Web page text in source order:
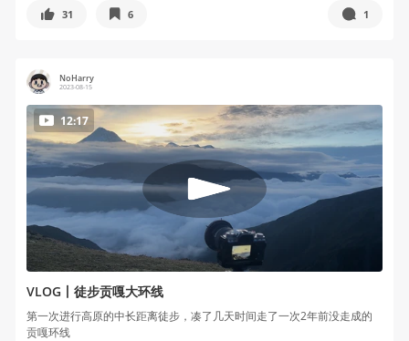
31 6 1
NoHarry
2023-08-15
12:17
VLOG丨徒步贡嘎大环线
第一次进行高原的中长距离徒步，凑了几天时间走了一次2年前没走成的
贡嘎环线